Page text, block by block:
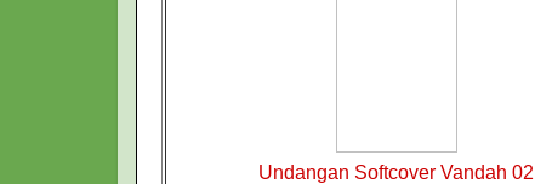
Undangan Softcover Vandah 02